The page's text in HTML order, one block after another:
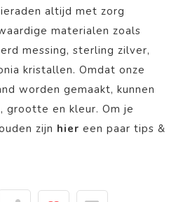
altijd met zorg
materialen zoals
messing, sterling zilver,
kristallen. Omdat onze
worden gemaakt, kunnen
grootte en kleur. Om je
zijn hier een paar tips &